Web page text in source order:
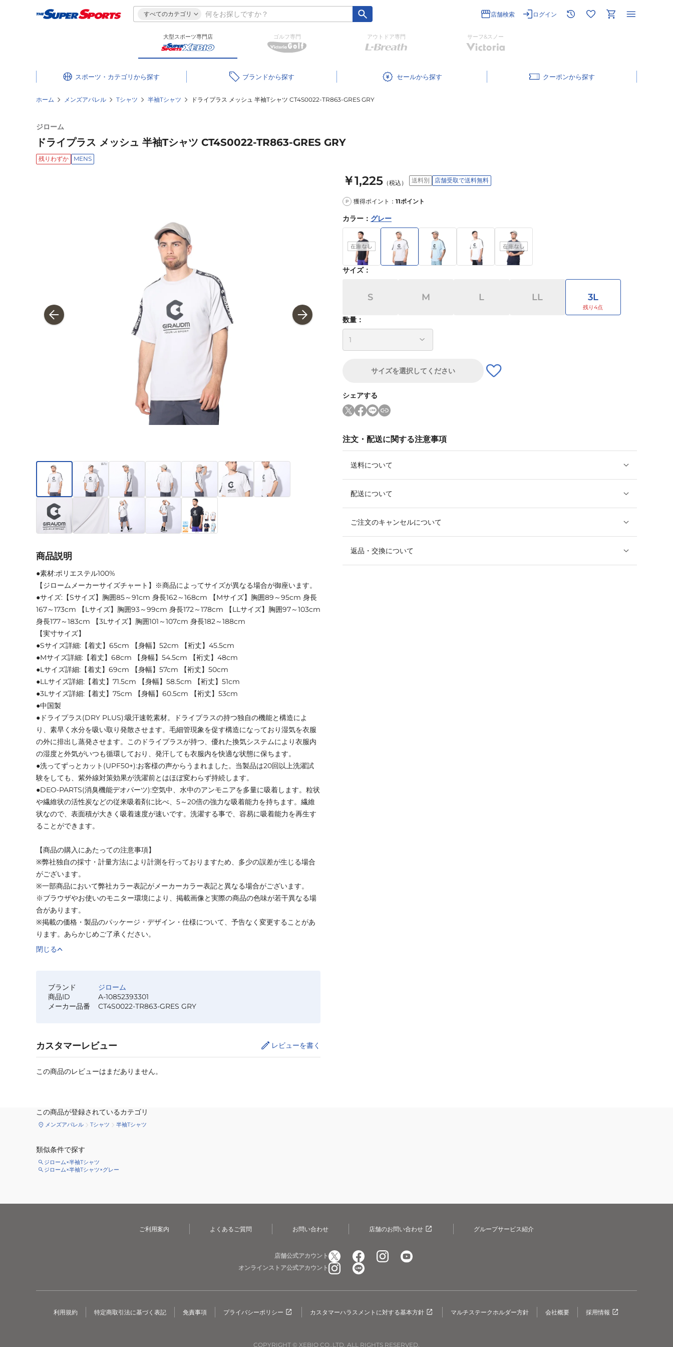
すべてのカテゴリ 店舗検索 ログイン
大型スポーツ専門店 ゴルフ専門 アウトドア専門 サーフ&スノー
スポーツ・カテゴリ ブランド セール クーポン
ホーム メンズアパレル Tシャツ 半袖Tシャツ ドライプラス メッシュ 半袖Tシャツ CT4S0022-TR863-GRES GRY
ジローム
ドライプラス メッシュ 半袖Tシャツ CT4S0022-TR863-GRES GRY
残りわずか MENS
￥1,225 （税込） 送料別 店舗受取で送料無料
P 獲得ポイント： 11ポイント
カラー ： グレー
サイズ：
S M L LL 3L
数量：
サイズを選択してください
シェアする
注文・配送に関する注意事項
送料について
配送について
ご注文のキャンセルについて
返品・交換について
商品説明
●素材:ポリエステル100%
【ジロームメーカーサイズチャート】※商品によってサイズが異なる場合が御座います。
●サイズ:【Sサイズ】胸囲85～91cm 身長162～168cm 【Mサイズ】胸囲89～95cm 身長
167～173cm 【Lサイズ】胸囲93～99cm 身長172～178cm 【LLサイズ】胸囲97～103cm
身長177～183cm 【3Lサイズ】胸囲101～107cm 身長182～188cm
【実寸サイズ】
●Sサイズ詳細:【着丈】65cm 【身幅】52cm 【裄丈】45.5cm
●Mサイズ詳細:【着丈】68cm 【身幅】54.5cm 【裄丈】48cm
●Lサイズ詳細:【着丈】69cm 【身幅】57cm 【裄丈】50cm
●LLサイズ詳細:【着丈】71.5cm 【身幅】58.5cm 【裄丈】51cm
●3Lサイズ詳細:【着丈】75cm 【身幅】60.5cm 【裄丈】53cm
●中国製
●ドライプラス(DRY PLUS):吸汗速乾素材。ドライプラスの持つ独自の機能と構造によ
り、素早く水分を吸い取り発散させます。毛細管現象を促す構造になっており湿気を衣服
の外に排出し蒸発させます。このドライプラスが持つ、優れた換気システムにより衣服内
の湿度と外気がいつも循環しており、発汗しても衣服内を快適な状態に保ちます。
●洗ってずっとカット(UPF50+):お客様の声からうまれました。当製品は20回以上洗濯試
験をしても、紫外線対策効果が洗濯前とはほぼ変わらず持続します。
●DEO-PARTS(消臭機能デオパーツ):空気中、水中のアンモニアを多量に吸着します。粒状
や繊維状の活性炭などの従来吸着剤に比べ、5～20倍の強力な吸着能力を持ちます。繊維
状なので、表面積が大きく吸着速度が速いです。洗濯する事で、容易に吸着能力を再生す
ることができます。
【商品の購入にあたっての注意事項】
※弊社独自の採寸・計量方法により計測を行っておりますため、多少の誤差が生じる場合
がございます。
※一部商品において弊社カラー表記がメーカーカラー表記と異なる場合がございます。
※ブラウザやお使いのモニター環境により、掲載画像と実際の商品の色味が若干異なる場
合があります。
※掲載の価格・製品のパッケージ・デザイン・仕様について、予告なく変更することがあ
ります。あらかじめご了承ください。
閉じる
ブランド
ジローム
商品ID
A-10852393301
メーカー品番
CT4S0022-TR863-GRES GRY
カスタマーレビュー レビューを書く
この商品のレビューはまだありません。
この商品が登録されているカテゴリ
メンズアパレル Tシャツ 半袖Tシャツ
類似条件で探す
ジローム×半袖Tシャツ
ジローム×半袖Tシャツ×グレー
ご利用案内 よくあるご質問 お問い合わせ 店舗のお問い合わせ グループサービス紹介
店舗公式アカウント
オンラインストア公式アカウント
利用規約 特定商取引法に基づく表記 免責事項 プライバシーポリシー カスタマーハラスメントに対する基本方針 マルチステークホルダー方針 会社概要 採用情報
COPYRIGHT © XEBIO CO.,LTD. ALL RIGHTS RESERVED.